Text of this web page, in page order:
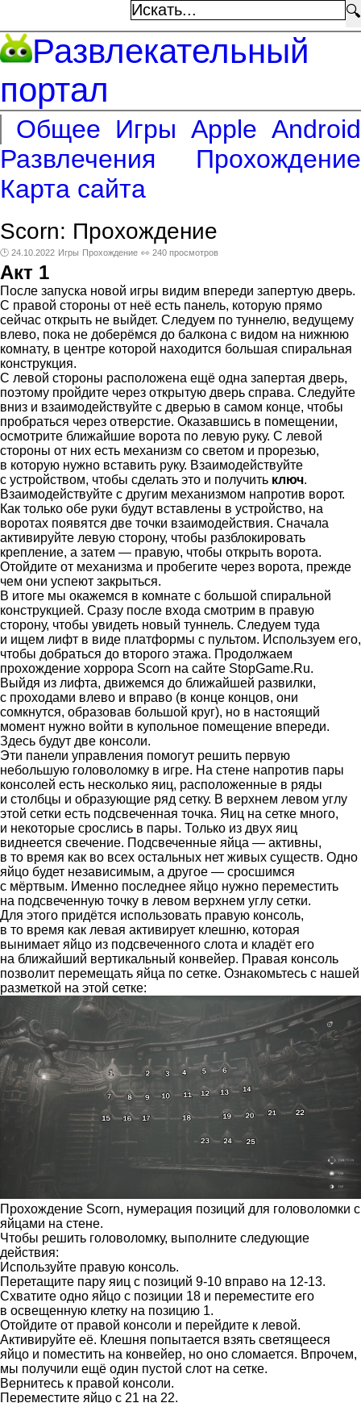
🔍
Развлекательный
портал
Общее Игры Apple Android
Развлечения
Прохождение
Карта сайта
Scorn: Прохождение
🕑 24.10.2022 Игры Прохождение 👀 240 просмотров
Акт 1
После запуска новой игры видим впереди запертую дверь.
С правой стороны от неё есть панель, которую прямо
сейчас открыть не выйдет. Следуем по туннелю, ведущему
влево, пока не доберёмся до балкона с видом на нижнюю
комнату, в центре которой находится большая спиральная
конструкция.
С левой стороны расположена ещё одна запертая дверь,
поэтому пройдите через открытую дверь справа. Следуйте
вниз и взаимодействуйте с дверью в самом конце, чтобы
пробраться через отверстие. Оказавшись в помещении,
осмотрите ближайшие ворота по левую руку. С левой
стороны от них есть механизм со светом и прорезью,
в которую нужно вставить руку. Взаимодействуйте
с устройством, чтобы сделать это и получить ключ.
Взаимодействуйте с другим механизмом напротив ворот.
Как только обе руки будут вставлены в устройство, на
воротах появятся две точки взаимодействия. Сначала
активируйте левую сторону, чтобы разблокировать
крепление, а затем — правую, чтобы открыть ворота.
Отойдите от механизма и пробегите через ворота, прежде
чем они успеют закрыться.
В итоге мы окажемся в комнате с большой спиральной
конструкцией. Сразу после входа смотрим в правую
сторону, чтобы увидеть новый туннель. Следуем туда
и ищем лифт в виде платформы с пультом. Используем его,
чтобы добраться до второго этажа. Продолжаем
прохождение хоррора Scorn на сайте StopGame.Ru.
Выйдя из лифта, движемся до ближайшей развилки,
с проходами влево и вправо (в конце концов, они
сомкнутся, образовав большой круг), но в настоящий
момент нужно войти в купольное помещение впереди.
Здесь будут две консоли.
Эти панели управления помогут решить первую
небольшую головоломку в игре. На стене напротив пары
консолей есть несколько яиц, расположенные в ряды
и столбцы и образующие ряд сетку. В верхнем левом углу
этой сетки есть подсвеченная точка. Яиц на сетке много,
и некоторые срослись в пары. Только из двух яиц
виднеется свечение. Подсвеченные яйца — активны,
в то время как во всех остальных нет живых существ. Одно
яйцо будет независимым, а другое — сросшимся
с мёртвым. Именно последнее яйцо нужно переместить
на подсвеченную точку в левом верхнем углу сетки.
Для этого придётся использовать правую консоль,
в то время как левая активирует клешню, которая
вынимает яйцо из подсвеченного слота и кладёт его
на ближайший вертикальный конвейер. Правая консоль
позволит перемещать яйца по сетке. Ознакомьтесь с нашей
разметкой на этой сетке:
Прохождение Scorn, нумерация позиций для головоломки с
яйцами на стене.
Чтобы решить головоломку, выполните следующие
действия:
Используйте правую консоль.
Перетащите пару яиц с позиций 9-10 вправо на 12-13.
Схватите одно яйцо с позиции 18 и переместите его
в освещенную клетку на позицию 1.
Отойдите от правой консоли и перейдите к левой.
Активируйте её. Клешня попытается взять светящееся
яйцо и поместить на конвейер, но оно сломается. Впрочем,
мы получили ещё один пустой слот на сетке.
Вернитесь к правой консоли.
Переместите яйцо с 21 на 22.